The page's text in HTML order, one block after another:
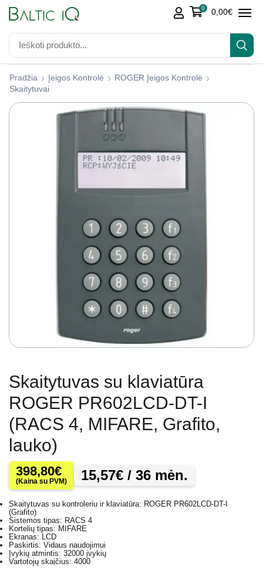
0 0,00€
Pradžia Įeigos Kontrolė
ROGER Įeigos Kontrolė
Skaitytuvai
Skaitytuvas su klaviatūra
ROGER PR602LCD-DT-I
(RACS 4, MIFARE, Grafito,
lauko)
398,80€
(Kaina su PVM) 15,57€ / 36 mėn.
Skaitytuvas su kontroleriu ir klaviatūra: ROGER PR602LCD-DT-I
(Grafito)
Sistemos tipas: RACS 4
Kortelių tipas: MIFARE
Ekranas: LCD
Paskirtis: Vidaus naudojimui
Įvykių atmintis: 32000 įvykių
Vartotojų skaičius: 4000